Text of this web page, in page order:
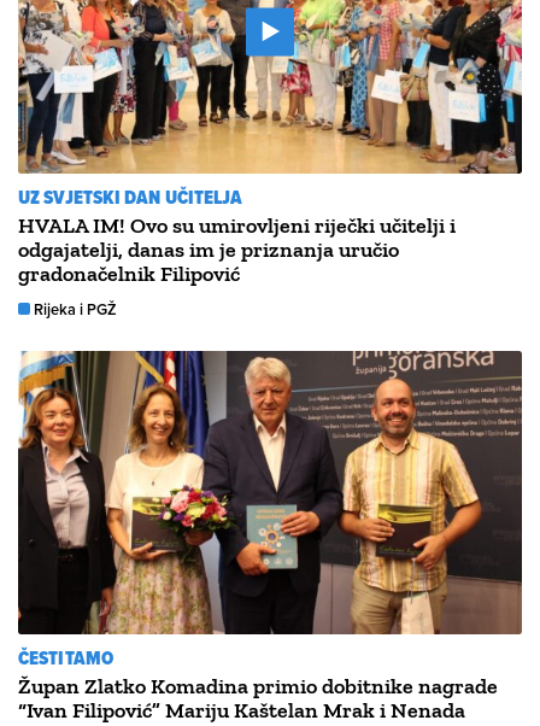
UZ SVJETSKI DAN UČITELJA
HVALA IM! Ovo su umirovljeni riječki učitelji i
odgajatelji, danas im je priznanja uručio
gradonačelnik Filipović
Rijeka i PGŽ
ČESTITAMO
Župan Zlatko Komadina primio dobitnike nagrade
“Ivan Filipović” Mariju Kaštelan Mrak i Nenada